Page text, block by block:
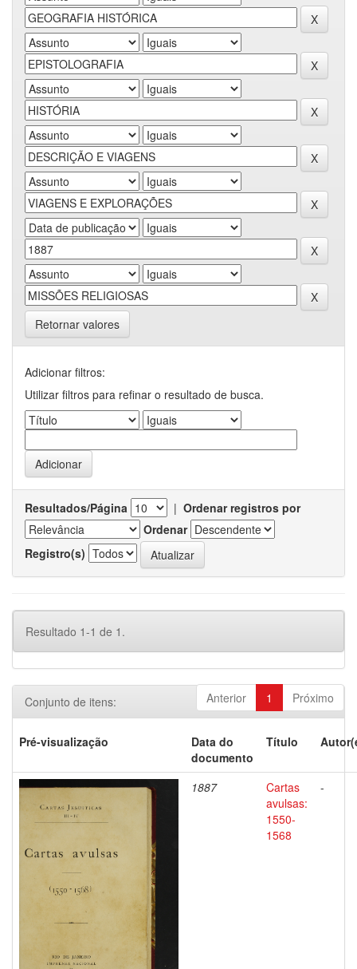
Retornar valores
Adicionar filtros:
Utilizar filtros para refinar o resultado de busca.
Resultados/Página | Ordenar registros por
Ordenar
Registro(s)
Resultado 1-1 de 1.
Anterior 1 Próximo
Conjunto de itens:
Pré-visualização
Data do
documento
Título
1887
Cartas
avulsas:
1550-
1568
-